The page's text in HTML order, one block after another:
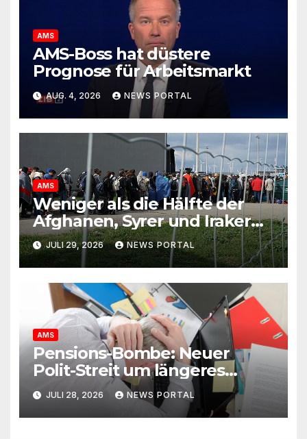
AMS
AMS-Boss hat düstere
Prognose für Arbeitsmarkt
AUG. 4, 2026 NEWS PORTAL
AMS
Weniger als die Hälfte der
Afghanen, Syrer und Iraker
erwerbstätig
JULI 29, 2026 NEWS PORTAL
AMS
Pensions-Bombe: Neuer
Polit-Streit um längeres
Arbeiten
JULI 28, 2026 NEWS PORTAL